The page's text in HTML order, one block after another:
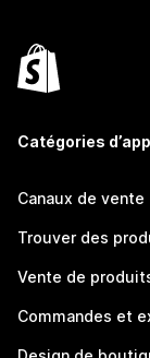
Catégories
Canaux de vente
Trouver des
Vente de
Commandes et